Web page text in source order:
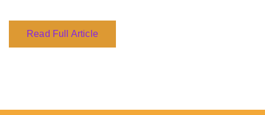
Read Full Article